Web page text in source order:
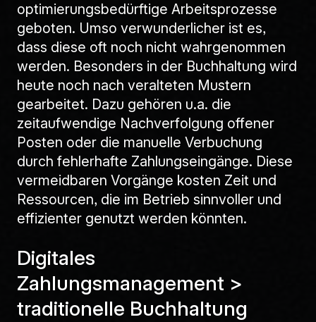
optimierungsbedürftige Arbeitsprozesse
geboten. Umso verwunderlicher ist es,
dass diese oft noch nicht wahrgenommen
werden. Besonders in der Buchhaltung wird
heute noch nach veralteten Mustern
gearbeitet. Dazu gehören u.a. die
zeitaufwendige Nachverfolgung offener
Posten oder die manuelle Verbuchung
durch fehlerhafte Zahlungseingänge. Diese
vermeidbaren Vorgänge kosten Zeit und
Ressourcen, die im Betrieb sinnvoller und
effizienter genutzt werden könnten.
Digitales
Zahlungsmanagement >
traditionelle Buchhaltung